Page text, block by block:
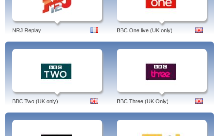
NRJ Replay BBC One live (UK only)
BBC Two (UK only) BBC Three (UK Only)